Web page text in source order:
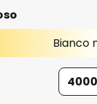
Bianco